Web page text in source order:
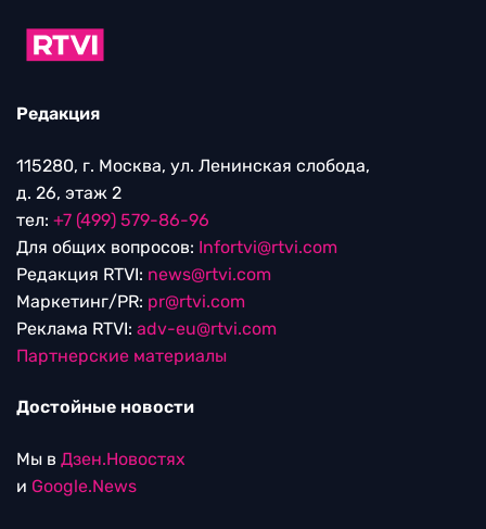
Редакция
115280, г. Москва, ул. Ленинская слобода,
д. 26, этаж 2
тел: +7 (499) 579-86-96
Для общих вопросов: Infortvi@rtvi.com
Редакция RTVI: news@rtvi.com
Маркетинг/PR: pr@rtvi.com
Реклама RTVI: adv-eu@rtvi.com
Партнерские материалы
Достойные новости
Мы в Дзен.Новостях
и Google.News